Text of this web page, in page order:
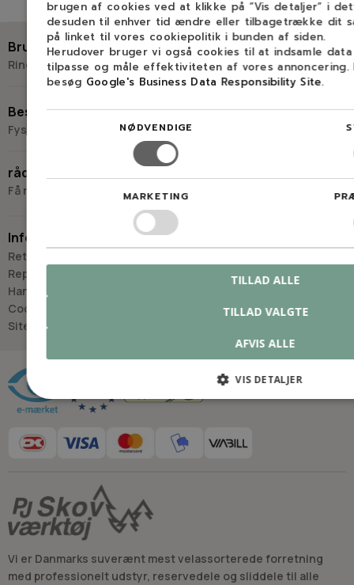
Brug for hjælp?
Ring eller skriv til Savdoktoren
Besøg os
Fysisk butik og kompetencecenter
9400 Nørresundby
Hverdage: 8.00-16.00
Lørdag & søndag: Lukket
råd og vejledning
Få råd og vejledning hos Savdoktoren
“Vi bygger vores løsninger på viden, erfaring og faglig indsigt
- så du kan træffe
det rigtige valg, hver gang.
- Jan “Savdoktoren” Østergaard
Information
Retur
Reparation
Handelsbetingelser
Cookies
Sitemap
Vi er Danmarks suverænt mest velassorterede forretning
med professionelt udstyr, reservedele og sliddele til alle
brugen af cookies ved at klikke på ”Vis detaljer” i
desuden til enhver tid ændre eller tilbagetrække dit
på linket til vores cookiepolitik i bunden af siden.
Herudover bruger vi også cookies til at indsamle
tilpasse og måle effektiviteten af vores annoncering.
besøg Google's Business Data Responsibility Site.
NØDVENDIGE
MARKETING
TILLAD VALGTE
TILLAD ALLE
AFVIS ALLE
VIS DETALJER